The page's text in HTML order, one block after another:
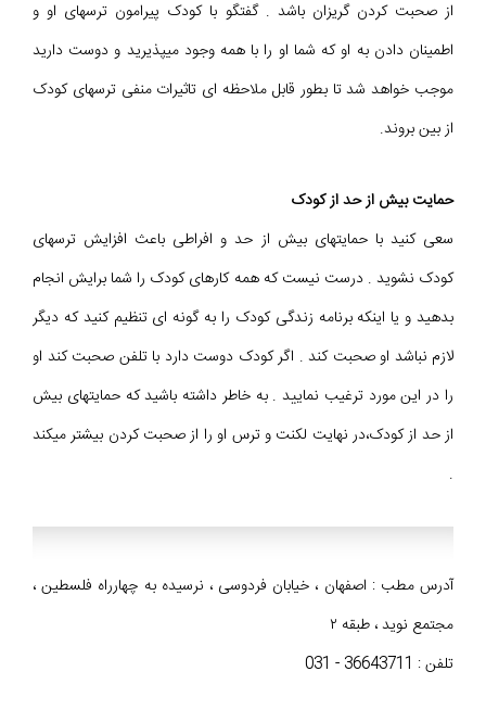
از صحبت کردن گریزان باشد . گفتگو با کودک پیرامون ترسهای او و
اطمینان دادن به او که شما او را با همه وجود میپذیرید و دوست دارید
موجب خواهد شد تا بطور قابل ملاحظه ای تاثیرات منفی ترسهای کودک
از بین بروند.
حمایت بیش از حد از کودک
سعی کنید با حمایتهای بیش از حد و افراطی باعث افزایش ترسهای
کودک نشوید . درست نیست که همه کارهای کودک را شما برایش انجام
بدهید و یا اینکه برنامه زندگی کودک را به گونه ای تنظیم کنید که دیگر
لازم نباشد او صحبت کند . اگر کودک دوست دارد با تلفن صحبت کند او
را در این مورد ترغیب نمایید . به خاطر داشته باشید که حمایتهای بیش
از حد از کودک،در نهایت لکنت و ترس او را از صحبت کردن بیشتر میکند
.
آدرس مطب : اصفهان ، خیابان فردوسی ، نرسیده به چهارراه فلسطین ،
مجتمع نوید ، طبقه ۲
تلفن : 36643711 - 031